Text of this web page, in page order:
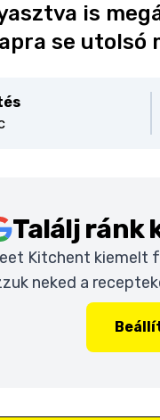
is
se utolsó
Találj ránk
Kitchent kiemelt
neked a